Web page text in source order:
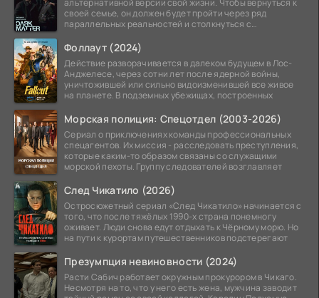
альтернативной версии свой жизни. Чтобы вернуться к
своей семье, он должен будет пройти через ряд
параллельных реальностей и столкнуться с
Фоллаут (2024)
Действие разворачивается в далеком будущем в Лос-
Анджелесе, через сотни лет после ядерной войны,
уничтожившей или сильно видоизменившей все живое
на планете. В подземных убежищах, построенных
Морская полиция: Спецотдел (2003-2026)
Сериал о приключениях команды профессиональных
спецагентов. Их миссия - расследовать преступления,
которые каким-то образом связаны со служащими
морской пехоты. Группу следователей возглавляет
След Чикатило (2026)
Остросюжетный сериал «След Чикатило» начинается с
того, что после тяжёлых 1990-х страна понемногу
оживает. Люди снова едут отдыхать к Чёрному морю. Но
на пути к курортам путешественников подстерегают
Презумпция невиновности (2024)
Расти Сабич работает окружным прокурором в Чикаго.
Несмотря на то, что у него есть жена, мужчина заводит